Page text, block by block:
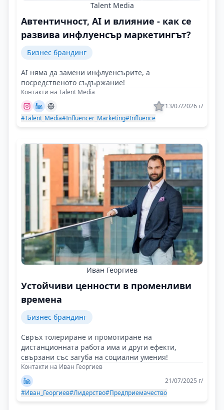
Talent Media
Автентичност, AI и влияние - как се
развива инфлуенсър маркетингът?
Бизнес брандинг
AI няма да замени инфлуенсърите, а
посредственото съдържание!
Контакти на Talent Media
13/07/2026 г/
#Talent_Media#Influencer_Marketing#Influence
Иван Георгиев
Устойчиви ценности в променливи
времена
Бизнес брандинг
Свръх толериране и промотиране на
дистанционната работа има и други ефекти,
свързани със загуба на социални умения!
Контакти на Иван Георгиев
21/07/2025 г/
#Иван_Георгиев#Лидерство#Предприемачество